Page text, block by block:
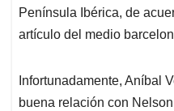
Península Ibérica, de
artículo del medio
Infortunadamente, Aníbal
buena relación con